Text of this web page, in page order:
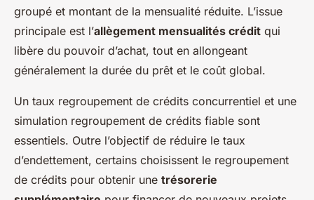
groupé et montant de la mensualité réduite. L’issue
principale est l’allègement mensualités crédit qui
libère du pouvoir d’achat, tout en allongeant
généralement la durée du prêt et le coût global.
Un taux regroupement de crédits concurrentiel et une
simulation regroupement de crédits fiable sont
essentiels. Outre l’objectif de réduire le taux
d’endettement, certains choisissent le regroupement
de crédits pour obtenir une trésorerie